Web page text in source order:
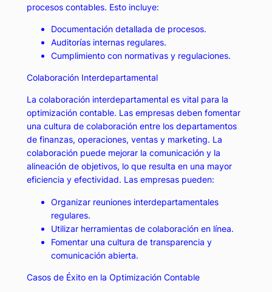
procesos contables. Esto incluye:
Documentación detallada de procesos.
Auditorías internas regulares.
Cumplimiento con normativas y regulaciones.
Colaboración Interdepartamental
La colaboración interdepartamental es vital para la
optimización contable. Las empresas deben fomentar
una cultura de colaboración entre los departamentos
de finanzas, operaciones, ventas y marketing. La
colaboración puede mejorar la comunicación y la
alineación de objetivos, lo que resulta en una mayor
eficiencia y efectividad. Las empresas pueden:
Organizar reuniones interdepartamentales
regulares.
Utilizar herramientas de colaboración en línea.
Fomentar una cultura de transparencia y
comunicación abierta.
Casos de Éxito en la Optimización Contable